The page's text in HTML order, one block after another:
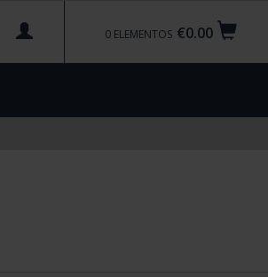
€0.00
0 ELEMENTOS